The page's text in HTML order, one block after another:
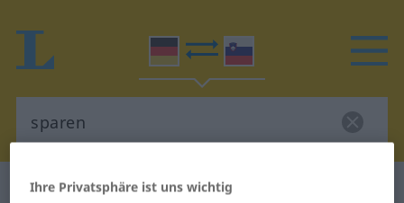
Deutsch-Slowenisch Wörterbuch
Ihre Privatsphäre ist uns wichtig